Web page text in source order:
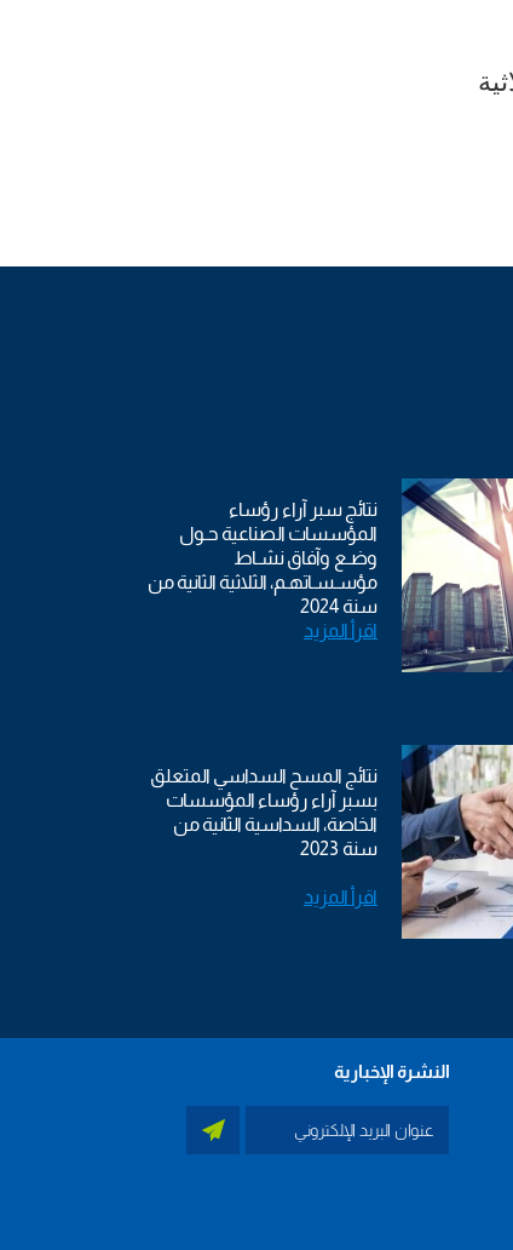
نتائج سبر آراء رؤساء
المؤسسات الصناعية حـول
وضـع وآفاق نشـاط
مؤسـسـاتهـم، الثلاثية الثانية من
سنة 2024
اقرأ المزيد
نتائج المسح السداسي المتعلق
بسبر آراء رؤساء المؤسسات
الخاصة، السداسية الثانية من
سنة 2023
اقرأ المزيد
النشرة الإخبارية